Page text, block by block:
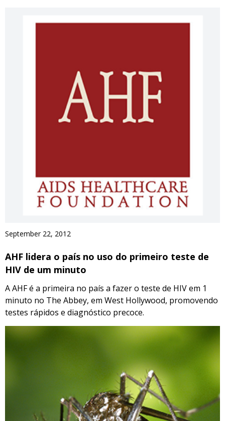
September 22, 2012
AHF lidera o país no uso do primeiro teste de
HIV de um minuto
A AHF é a primeira no país a fazer o teste de HIV em 1
minuto no The Abbey, em West Hollywood, promovendo
testes rápidos e diagnóstico precoce.